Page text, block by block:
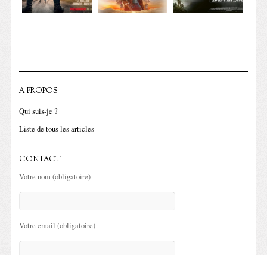
A PROPOS
Qui suis-je ?
Liste de tous les articles
CONTACT
Votre nom (obligatoire)
Votre email (obligatoire)